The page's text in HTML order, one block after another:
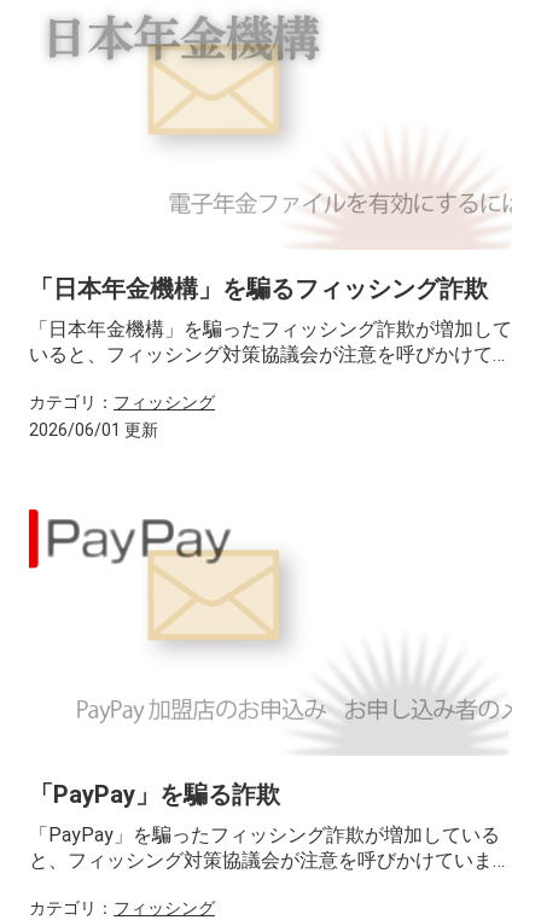
「日本年金機構」を騙るフィッシング詐欺
「日本年金機構」を騙ったフィッシング詐欺が増加して
いると、フィッシング対策協議会が注意を呼びかけてい
カテゴリ： フィッシング
2026/06/01 更新
「PayPay」を騙る詐欺
「PayPay」を騙ったフィッシング詐欺が増加している
と、フィッシング対策協議会が注意を呼びかけていま
カテゴリ： フィッシング